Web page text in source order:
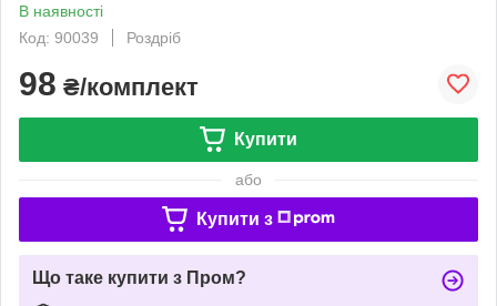
В наявності
Код: 90039
Роздріб
98 ₴/комплект
Купити
або
Купити з
Що таке купити з Пром?